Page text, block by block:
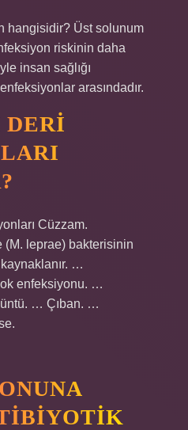
hangisidir? Üst solunum
riskinin daha
insan sağlığı
arasındadır.
Cüzzam.
(M. leprae) bakterisinin
…
enfeksiyonu. …
… Çıban. …